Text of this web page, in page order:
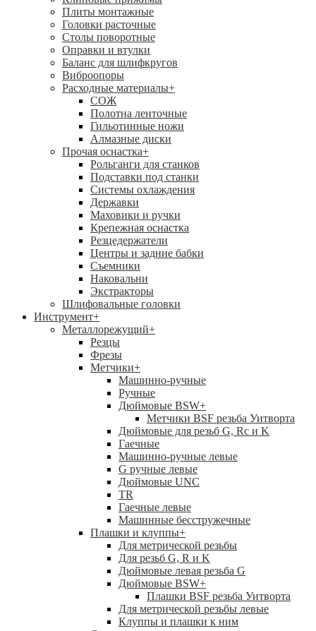
Плиты монтажные
Головки расточные
Столы поворотные
Оправки и втулки
Баланс для шлифкругов
Виброопоры
Расходные материалы+
СОЖ
Полотна ленточные
Гильотинные ножи
Алмазные диски
Прочая оснастка+
Рольганги для станков
Подставки под станки
Системы охлаждения
Державки
Маховики и ручки
Крепежная оснастка
Резцедержатели
Центры и задние бабки
Съемники
Наковальни
Экстракторы
Шлифовальные головки
Инструмент+
Металлорежущий+
Резцы
Фрезы
Метчики+
Машинно-ручные
Ручные
Дюймовые BSW+
Метчики BSF резьба Уитворта
Дюймовые для резьб G, Rc и K
Гаечные
Машинно-ручные левые
G ручные левые
Дюймовые UNC
TR
Гаечные левые
Машинные бесстружечные
Плашки и клуппы+
Для метрической резьбы
Для резьб G, R и K
Дюймовые левая резьба G
Дюймовые BSW+
Плашки BSF резьба Уитворта
Для метрической резьбы левые
Клуппы и плашки к ним